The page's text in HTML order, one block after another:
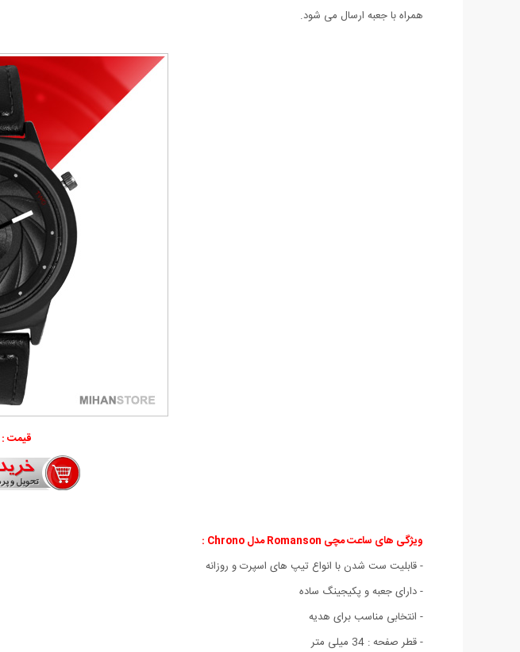
همراه با جعبه ارسال می شود.
قیمت :
ویژگی های ساعت مچی Romanson مدل Chrono :
- قابلیت ست شدن با انواع تیپ های اسپرت و روزانه
- دارای جعبه و پکیجینگ ساده
- انتخابی مناسب برای هدیه
- قطر صفحه : 34 میلی متر